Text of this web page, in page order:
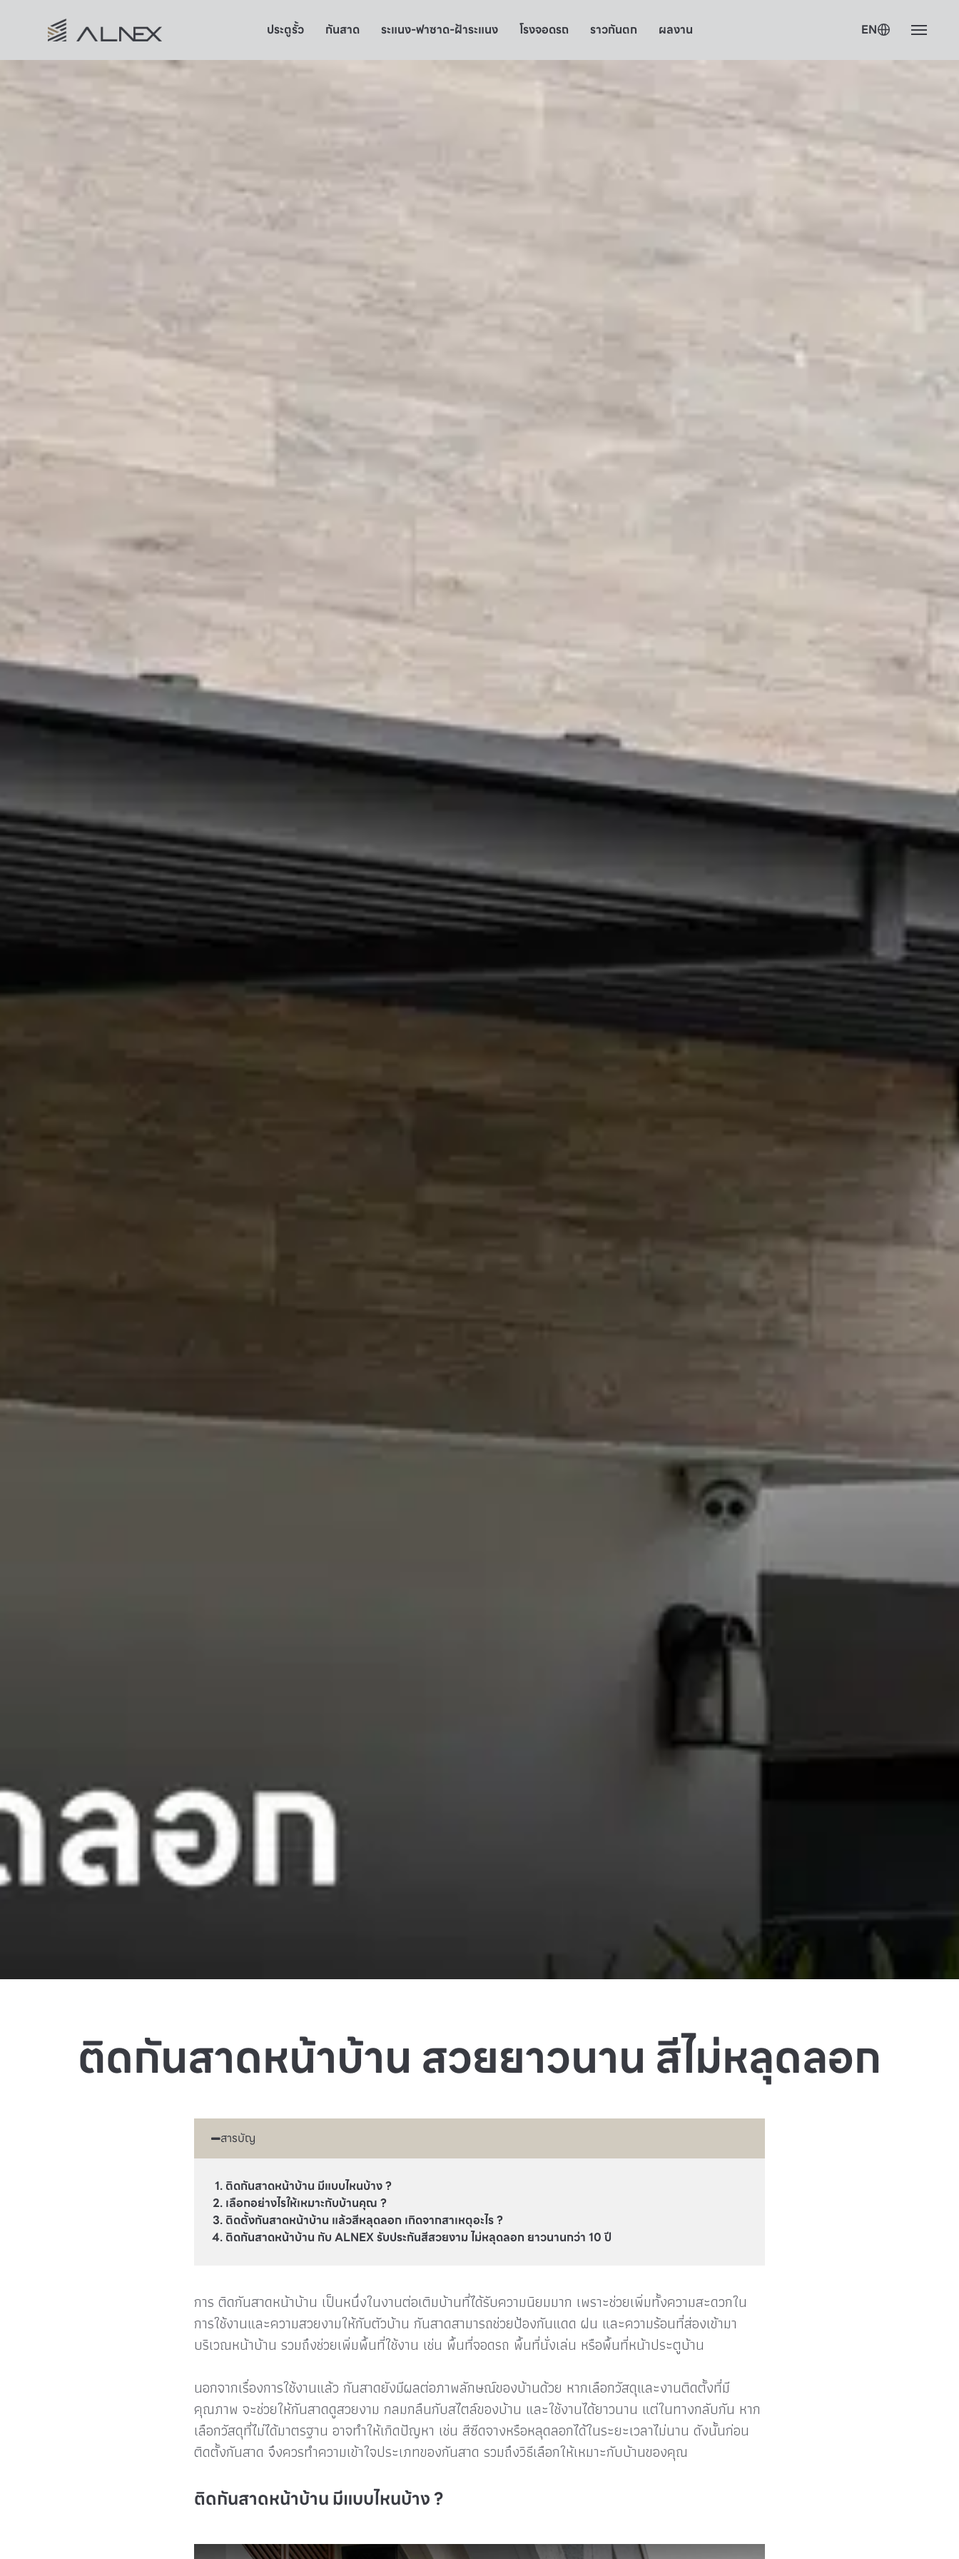
EN
ประตูรั้ว กันสาด ระแนง-ฟาซาด-ฝ้าระแนง โรงจอดรถ ราวกันตก ผลงาน
ติดกันสาดหน้าบ้าน สวยยาวนาน สีไม่หลุดลอก
สารบัญ
ติดกันสาดหน้าบ้าน มีแบบไหนบ้าง ?
เลือกอย่างไรให้เหมาะกับบ้านคุณ ?
ติดตั้งกันสาดหน้าบ้าน แล้วสีหลุดลอก เกิดจากสาเหตุอะไร ?
ติดกันสาดหน้าบ้าน กับ ALNEX รับประกันสีสวยงาม ไม่หลุดลอก ยาวนานกว่า 10 ปี
การ ติดกันสาดหน้าบ้าน เป็นหนึ่งในงานต่อเติมบ้านที่ได้รับความนิยมมาก เพราะช่วยเพิ่มทั้งความสะดวกใน
การใช้งานและความสวยงามให้กับตัวบ้าน กันสาดสามารถช่วยป้องกันแดด ฝน และความร้อนที่ส่องเข้ามา
บริเวณหน้าบ้าน รวมถึงช่วยเพิ่มพื้นที่ใช้งาน เช่น พื้นที่จอดรถ พื้นที่นั่งเล่น หรือพื้นที่หน้าประตูบ้าน
นอกจากเรื่องการใช้งานแล้ว กันสาดยังมีผลต่อภาพลักษณ์ของบ้านด้วย หากเลือกวัสดุและงานติดตั้งที่มี
คุณภาพ จะช่วยให้กันสาดดูสวยงาม กลมกลืนกับสไตล์ของบ้าน และใช้งานได้ยาวนาน แต่ในทางกลับกัน หาก
เลือกวัสดุที่ไม่ได้มาตรฐาน อาจทำให้เกิดปัญหา เช่น สีซีดจางหรือหลุดลอกได้ในระยะเวลาไม่นาน ดังนั้นก่อน
ติดตั้งกันสาด จึงควรทำความเข้าใจประเภทของกันสาด รวมถึงวิธีเลือกให้เหมาะกับบ้านของคุณ
ติดกันสาดหน้าบ้าน มีแบบไหนบ้าง ?